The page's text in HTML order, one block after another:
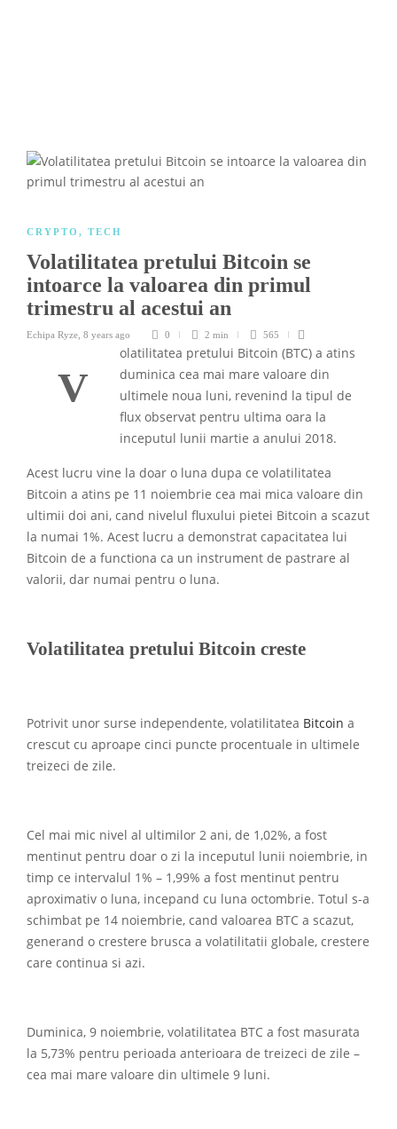
CRYPTO , TECH
Volatilitatea pretului Bitcoin se
intoarce la valoarea din primul
trimestru al acestui an
Echipa Ryze 8 years ago 0 2 min 565
V
olatilitatea pretului Bitcoin (BTC) a atins
duminica cea mai mare valoare din
ultimele noua luni, revenind la tipul de
flux observat pentru ultima oara la
inceputul lunii martie a anului 2018.
Acest lucru vine la doar o luna dupa ce volatilitatea
Bitcoin a atins pe 11 noiembrie cea mai mica valoare din
ultimii doi ani, cand nivelul fluxului pietei Bitcoin a scazut
la numai 1%. Acest lucru a demonstrat capacitatea lui
Bitcoin de a functiona ca un instrument de pastrare al
valorii, dar numai pentru o luna.
Volatilitatea pretului Bitcoin creste
Potrivit unor surse independente, volatilitatea Bitcoin a
crescut cu aproape cinci puncte procentuale in ultimele
treizeci de zile.
Cel mai mic nivel al ultimilor 2 ani, de 1,02%, a fost
mentinut pentru doar o zi la inceputul lunii noiembrie, in
timp ce intervalul 1% – 1,99% a fost mentinut pentru
aproximativ o luna, incepand cu luna octombrie. Totul s-a
schimbat pe 14 noiembrie, cand valoarea BTC a scazut,
generand o crestere brusca a volatilitatii globale, crestere
care continua si azi.
Duminica, 9 noiembrie, volatilitatea BTC a fost masurata
la 5,73% pentru perioada anterioara de treizeci de zile –
cea mai mare valoare din ultimele 9 luni.